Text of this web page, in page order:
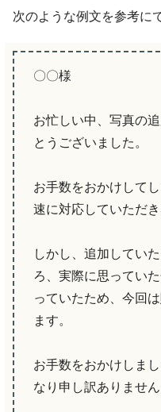
次のような例文を参考に
〇〇様
お忙しい中、写真の
とうございました。
お手数をおかけして
速に対応していただき
しかし、追加してい
ろ、実際に思ってい
っていたため、今回
ます。
お手数をおかけしま
なり申し訳ありません